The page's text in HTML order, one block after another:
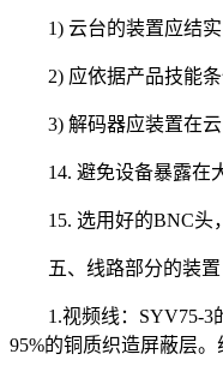
1) 云台的装置应结
2) 应依据产品技能
3) 解码器应装置在
14. 避免设备暴露在
15. 选用好的BNC头
五、线路部分的装置
1.视频线：SYV75-3
95%的铜质织造屏蔽层